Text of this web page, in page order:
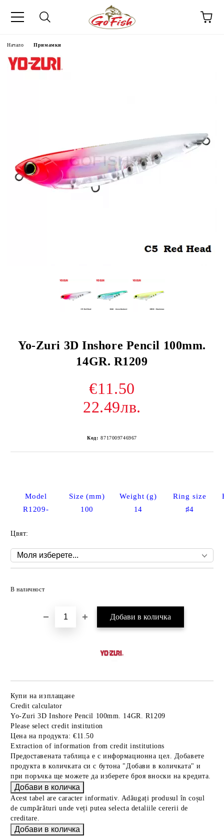
Начало Примамки
Yo-Zuri 3D Inshore Pencil 100mm.
14GR. R1209
€11.50
22.49лв.
Код: 8717009746967
Model Size (mm) Weight (g) Ring size
R1209-
100 14 ♯4
Цвят:
В наличност
Купи на изплащане
Credit calculator
Yo-Zuri 3D Inshore Pencil 100mm. 14GR. R1209
Please select credit institution
Цена на продукта: €11.50
Extraction of information from credit institutions
Предоставената таблица е с информационна цел. Добавете
продукта в количката си с бутона "Добави в количката" и
при поръчка ще можете да изберете броя вноски на кредита.
Acest tabel are caracter informativ. Adăugați produsul în coșul
de cumpărături unde veți putea selecta detaliile cererii de
creditare.